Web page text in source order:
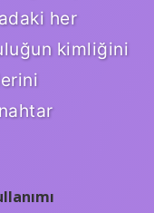
her
kimliğini